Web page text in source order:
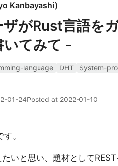
Kanbayashi)
ザがRust言語を
いてみて -
language DHT
System-
01-24Posted at 2022-01-10
。
いと思い、題材として